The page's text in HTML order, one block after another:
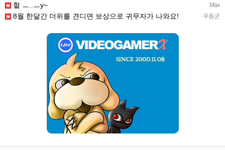
Max
헐 ㅡ..ㅡy~
우동군
8월 한달간 더위를 견디면 보상으로 귀무자가 나와요!